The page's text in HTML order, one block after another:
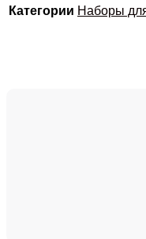
Категории Наборы